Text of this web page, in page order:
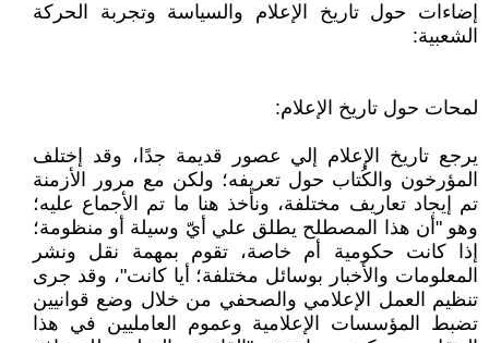
إضاءات حول تاريخ الإعلام والسياسة وتجربة الحركة
الشعبية:
لمحات حول تاريخ الإعلام:
يرجع تاريخ الإعلام إلي عصور قديمة جدًا، وقد إختلف
المؤرخون والكُتاب حول تعريفه؛ ولكن مع مرور الأزمنة
تم إيجاد تعاريف مختلفة، ونأخذ هنا ما تم الأجماع عليه؛
وهو "أن هذا المصطلح يطلق علي أيّ وسيلة أو منظومة؛
إذا كانت حكومية أم خاصة، تقوم بمهمة نقل ونشر
المعلومات والأخبار بوسائل مختلفة؛ أيا كانت"، وقد جرى
تنظيم العمل الإعلامي والصحفي من خلال وضع قوانيين
تضبط المؤسسات الإعلامية وعموم العامليين في هذا